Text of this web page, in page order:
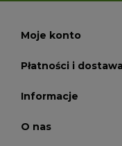
Moje konto
Płatności i
Informacje
O nas